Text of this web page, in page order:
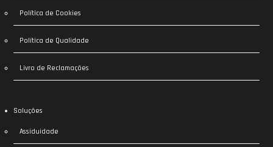
Política de Cookies
Política de Qualidade
Livro de Reclamações
Soluções
Assiduidade